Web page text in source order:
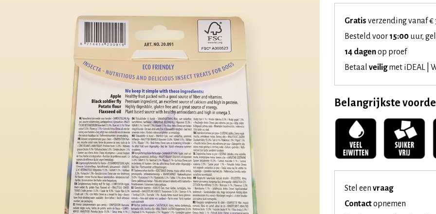
Gratis verzending vanaf €
Besteld voor 15:00 uur,
14 dagenop proef
Betaal veiligmet iDEAL |
Belangrijkste
Stel een vraag
Contactopnemen